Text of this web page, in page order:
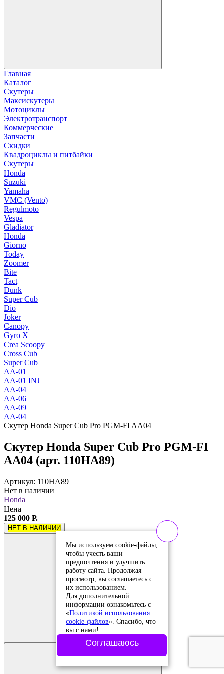
Главная
Каталог
Скутеры
Максискутеры
Мотоциклы
Электротранспорт
Коммерческие
Запчасти
Скидки
Квадроциклы и питбайки
Скутеры
Honda
Suzuki
Yamaha
VMC (Vento)
Regulmoto
Vespa
Gladiator
Honda
Giorno
Today
Zoomer
Bite
Tact
Dunk
Super Cub
Dio
Joker
Canopy
Gyro X
Crea Scoopy
Cross Cub
Super Cub
AA-01
AA-01 INJ
AA-04
AA-06
AA-09
AA-04
Скутер Honda Super Cub Pro PGM-FI AA04
Скутер Honda Super Cub Pro PGM-FI
AA04 (арт. 110HA89)
Артикул: 110HA89
Нет в наличии
Honda
Цена
125 000 Р.
НЕТ В НАЛИЧИИ
Добавить в
сравнение
Добавлено в
Мы используем cookie-файлы,
чтобы учесть ваши
предпочтения и улучшить
работу сайта. Продолжая
просмотр, вы соглашаетесь с
их использованием.
Для дополнительной
информации ознакомьтесь с
«Политикой использования
cookie-файлов». Спасибо, что
вы с нами!
Соглашаюсь